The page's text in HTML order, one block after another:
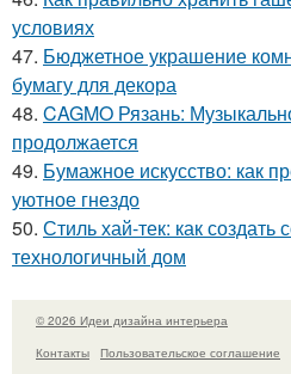
условиях
47. Бюджетное украшение
бумагу для декора
48. CAGMO Рязань:
продолжается
49. Бумажное искусство: как
уютное гнездо
50. Стиль хай-тек: как
технологичный дом
© 2026 Идеи дизайна интерьера
Контакты
Пользовательское соглашение